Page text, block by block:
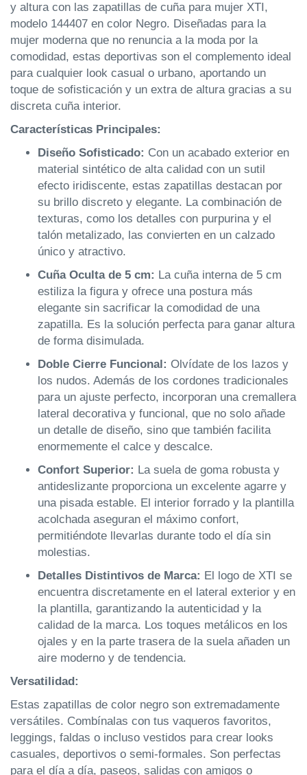
y altura con las zapatillas de cuña para mujer XTI,
modelo 144407 en color Negro. Diseñadas para la
mujer moderna que no renuncia a la moda por la
comodidad, estas deportivas son el complemento ideal
para cualquier look casual o urbano, aportando un
toque de sofisticación y un extra de altura gracias a su
discreta cuña interior.
Características Principales:
Diseño Sofisticado: Con un acabado exterior en
material sintético de alta calidad con un sutil
efecto iridiscente, estas zapatillas destacan por
su brillo discreto y elegante. La combinación de
texturas, como los detalles con purpurina y el
talón metalizado, las convierten en un calzado
único y atractivo.
Cuña Oculta de 5 cm: La cuña interna de 5 cm
estiliza la figura y ofrece una postura más
elegante sin sacrificar la comodidad de una
zapatilla. Es la solución perfecta para ganar altura
de forma disimulada.
Doble Cierre Funcional: Olvídate de los lazos y
los nudos. Además de los cordones tradicionales
para un ajuste perfecto, incorporan una cremallera
lateral decorativa y funcional, que no solo añade
un detalle de diseño, sino que también facilita
enormemente el calce y descalce.
Confort Superior: La suela de goma robusta y
antideslizante proporciona un excelente agarre y
una pisada estable. El interior forrado y la plantilla
acolchada aseguran el máximo confort,
permitiéndote llevarlas durante todo el día sin
molestias.
Detalles Distintivos de Marca: El logo de XTI se
encuentra discretamente en el lateral exterior y en
la plantilla, garantizando la autenticidad y la
calidad de la marca. Los toques metálicos en los
ojales y en la parte trasera de la suela añaden un
aire moderno y de tendencia.
Versatilidad:
Estas zapatillas de color negro son extremadamente
versátiles. Combínalas con tus vaqueros favoritos,
leggings, faldas o incluso vestidos para crear looks
casuales, deportivos o semi-formales. Son perfectas
para el día a día, paseos, salidas con amigos o